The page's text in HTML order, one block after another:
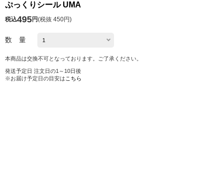
ぷっくりシール UMA
税込495円(税抜 450円)
数 量
本商品は交換不可となっております。ご了承ください。
発送予定日 注文日の1～10日後
※お届け予定日の目安は こちら